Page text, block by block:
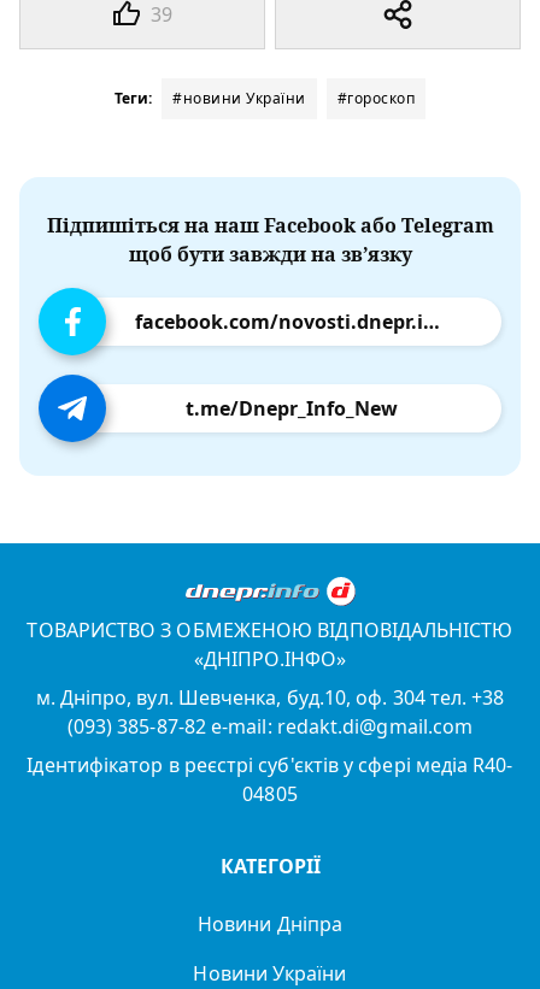
39
Теги: #новини України #гороскоп
Підпишіться на наш Facebook або Telegram
щоб бути завжди на зв’язку
facebook.com/novosti.dnepr.info
t.me/Dnepr_Info_New
ТОВАРИСТВО З ОБМЕЖЕНОЮ ВІДПОВІДАЛЬНІСТЮ
«ДНІПРО.ІНФО»
м. Дніпро, вул. Шевченка, буд.10, оф. 304 тел. +38
(093) 385-87-82 e-mail: redakt.di@gmail.com
Ідентифікатор в реєстрі суб'єктів у сфері медіа R40-
04805
КАТЕГОРІЇ
Новини Дніпра
Новини України